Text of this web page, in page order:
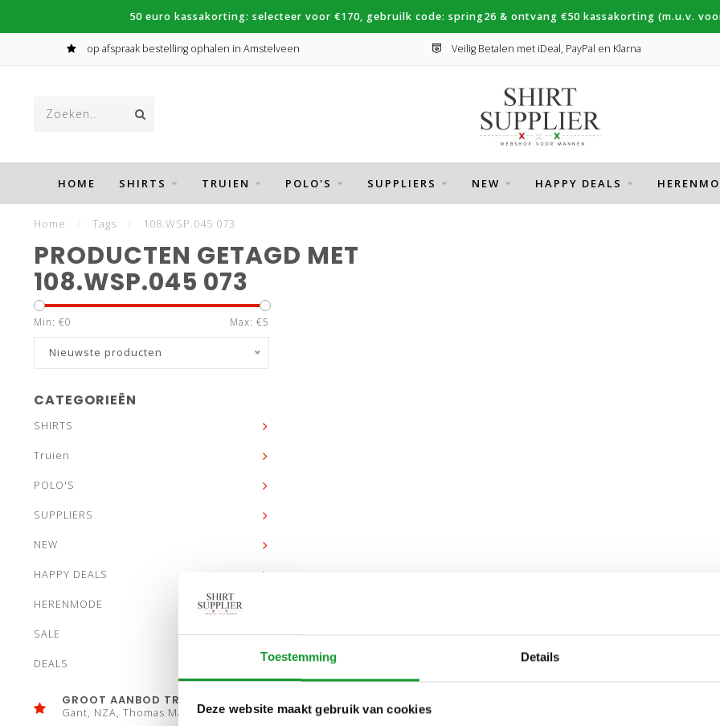
Toestemming Details
Deze website maakt gebruik van cookies
50 euro kassakorting: selecteer voor €170, gebruilk code: spring26 & ontvang €50 kassakorting (m.u.v.
op afspraak bestelling ophalen in Amstelveen Veilig Betalen met iDeal, PayPal en Klarna
HOME SHIRTS TRUIEN POLO'S SUPPLIERS NEW HAPPY DEALS
Home Tags 108.WSP.045 073
PRODUCTEN GETAGD MET
108.WSP.045 073
Min: €0 Max: €5
Nieuwste producten
CATEGORIEËN
SHIRTS
Truien
POLO'S
SUPPLIERS
NEW
HAPPY DEALS
HERENMODE
SALE
DEALS
GROOT AANBOD TRUIEN
Gant, NZA, Thomas Maine